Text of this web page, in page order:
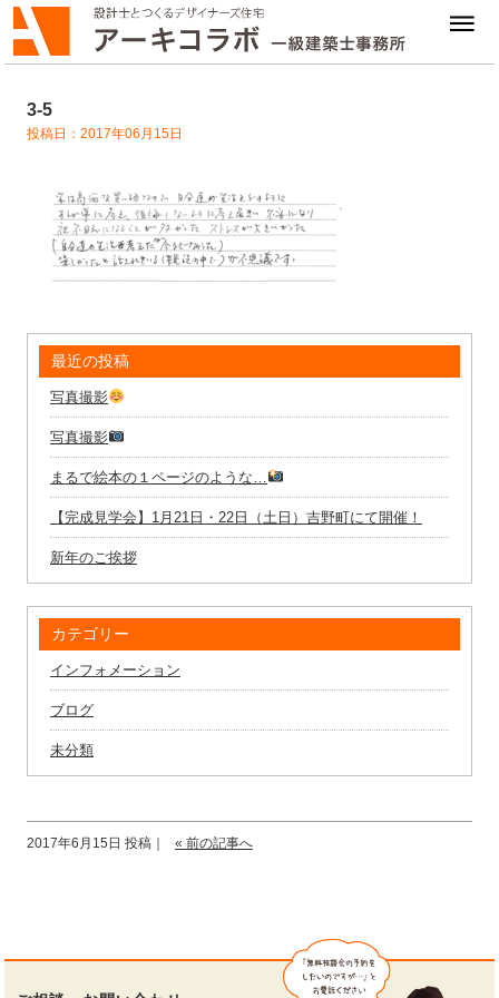
3-5
投稿日：2017年06月15日
最近の投稿
写真撮影
写真撮影
まるで絵本の１ページのような…
【完成見学会】1月21日・22日（土日）吉野町にて開催！
新年のご挨拶
カテゴリー
インフォメーション
ブログ
未分類
2017年6月15日 投稿｜ « 前の記事へ